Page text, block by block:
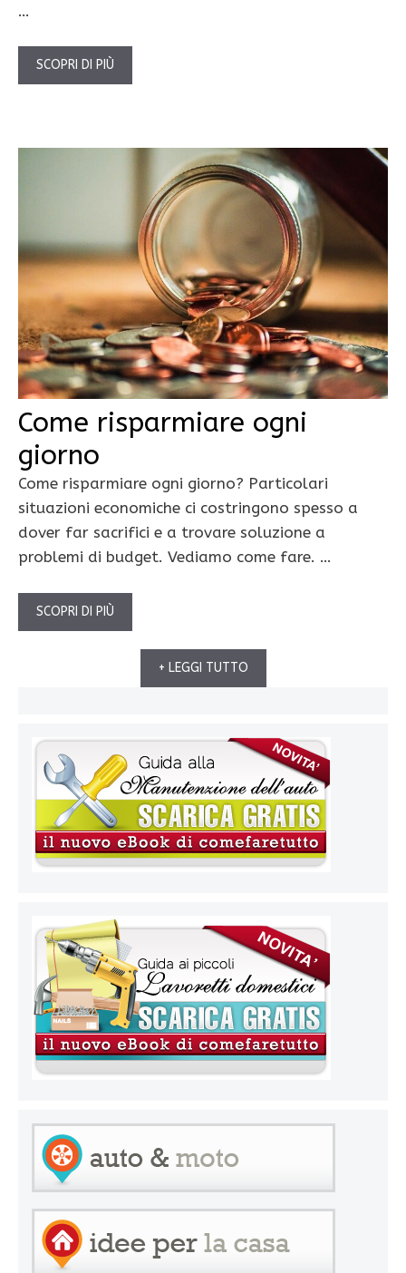
…
SCOPRI DI PIÙ
Come risparmiare ogni
giorno
Come risparmiare ogni giorno? Particolari
situazioni economiche ci costringono spesso a
dover far sacrifici e a trovare soluzione a
problemi di budget. Vediamo come fare. …
SCOPRI DI PIÙ
+ LEGGI TUTTO